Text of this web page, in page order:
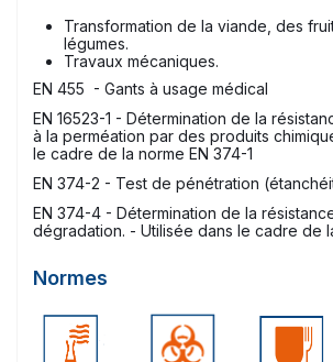
Transformation de la viande, des
légumes.
Travaux mécaniques.
EN 455 - Gants à usage médical
EN 16523-1 - Détermination de la
à la perméation par des produits
le cadre de la norme EN 374-1
EN 374-2 - Test de pénétration
EN 374-4 - Détermination de la
dégradation. - Utilisée dans le cadre de
Normes